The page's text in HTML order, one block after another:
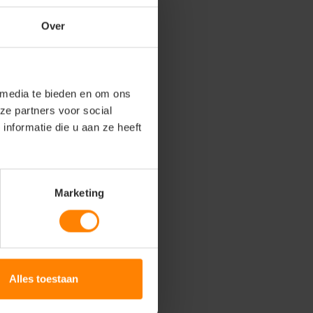
Over
te bieden en om ons
partners voor social
die u aan ze heeft
Marketing
Alles toestaan